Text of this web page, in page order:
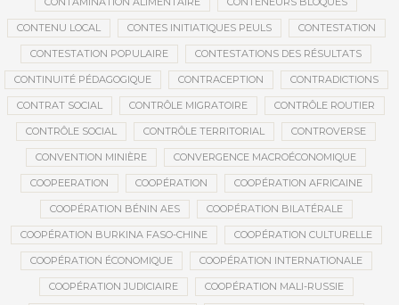
CONTENU LOCAL CONTES INITIATIQUES PEULS CONTESTATION
CONTESTATION POPULAIRE CONTESTATIONS DES RÉSULTATS
CONTINUITÉ PÉDAGOGIQUE CONTRACEPTION CONTRADICTIONS
CONTRAT SOCIAL CONTRÔLE MIGRATOIRE CONTRÔLE ROUTIER
CONTRÔLE SOCIAL CONTRÔLE TERRITORIAL CONTROVERSE
CONVENTION MINIÈRE CONVERGENCE MACROÉCONOMIQUE
COOPEERATION COOPÉRATION COOPÉRATION AFRICAINE
COOPÉRATION BÉNIN AES COOPÉRATION BILATÉRALE
COOPÉRATION BURKINA FASO-CHINE COOPÉRATION CULTURELLE
COOPÉRATION ÉCONOMIQUE COOPÉRATION INTERNATIONALE
COOPÉRATION JUDICIAIRE COOPÉRATION MALI-RUSSIE